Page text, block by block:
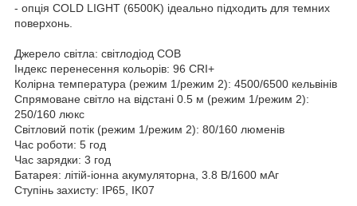
- опція COLD LIGHT (6500K) ідеально підходить для темних
поверхонь.
Джерело світла: світлодіод COB
Індекс перенесення кольорів: 96 CRI+
Колірна температура (режим 1/режим 2): 4500/6500 кельвінів
Спрямоване світло на відстані 0.5 м (режим 1/режим 2):
250/160 люкс
Світловий потік (режим 1/режим 2): 80/160 люменів
Час роботи: 5 год
Час зарядки: 3 год
Батарея: літій-іонна акумуляторна, 3.8 В/1600 мАг
Ступінь захисту: IP65, IK07